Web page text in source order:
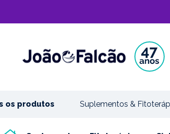
os produtos Suplementos &